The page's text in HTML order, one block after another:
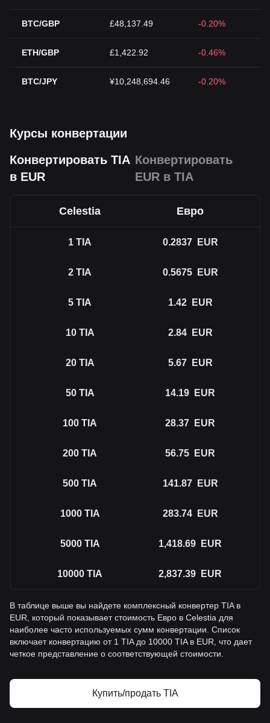
BTC/GBP £48,137.49 -0.20%
ETH/GBP £1,422.92 -0.46%
BTC/JPY ¥10,248,694.46 -0.20%
Курсы конвертации
Конвертировать TIA
в EUR
Конвертировать
EUR в TIA
Celestia Евро
1 TIA 0.2837 EUR
2 TIA 0.5675 EUR
5 TIA 1.42 EUR
10 TIA 2.84 EUR
20 TIA 5.67 EUR
50 TIA 14.19 EUR
100 TIA 28.37 EUR
200 TIA 56.75 EUR
500 TIA 141.87 EUR
1000 TIA 283.74 EUR
5000 TIA 1,418.69 EUR
10000 TIA 2,837.39 EUR
В таблице выше вы найдете комплексный конвертер TIA в
EUR, который показывает стоимость Евро в Celestia для
наиболее часто используемых сумм конвертации. Список
включает конвертацию от 1 TIA до 10000 TIA в EUR, что дает
четкое представление о соответствующей стоимости.
Купить/продать TIA